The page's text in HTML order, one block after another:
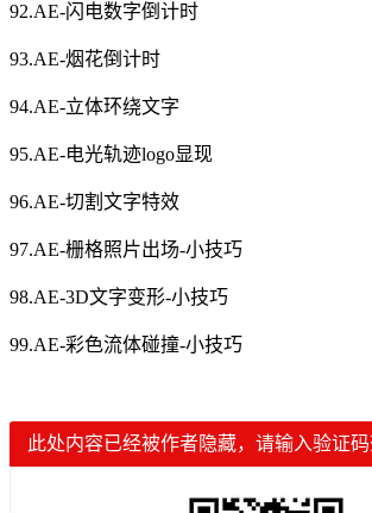
92.AE-闪电数字倒计时
93.AE-烟花倒计时
94.AE-立体环绕文字
95.AE-电光轨迹logo显现
96.AE-切割文字特效
97.AE-栅格照片出场-小技巧
98.AE-3D文字变形-小技巧
99.AE-彩色流体碰撞-小技巧
此处内容已经被作者隐藏，请输入验证